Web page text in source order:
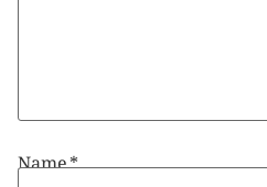
Name*